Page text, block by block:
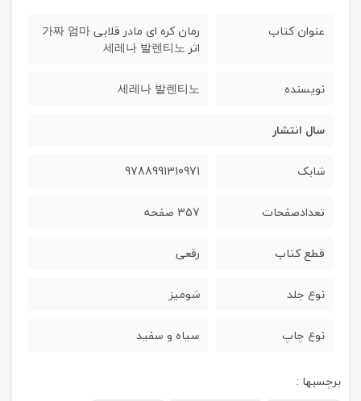
عنوان کتاب
رمان کره ای مادر قلابی 가짜 엄마
اثر 세레나 발렌티노
نویسنده 세레나 발렌티노
سال انتشار
شابک 9788991310971
تعدادصفحات 357 صفحه
قطع کتاب رقعی
نوع جلد شومیز
نوع چاپ سیاه و سفید
برچسبها :